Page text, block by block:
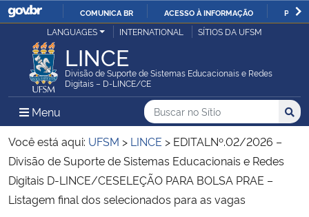
IR
O
COMUNICA BR ACESSO À INFORMAÇÃO
Ministério da Justiça e Segurança Pública
Ministério da Defesa
Ministério das Relações Exteriores
Ministério da Economia
Ministério da Infraestrutura
LANGUAGES INTERNATIONAL SÍTIOS DA UFSM
LINCE
Divisão de Suporte de Sistemas Educacionais e Redes
Digitais – D-LINCE/CE
Menu Menu Principal do Sítio
Busca
Buscar no no Sítio
Busca:
Você está aqui: UFSM > LINCE > EDITALNº.02/2026 –
Divisão de Suporte de Sistemas Educacionais e Redes
Digitais D-LINCE/CESELEÇÃO PARA BOLSA PRAE –
Listagem final dos selecionados para as vagas